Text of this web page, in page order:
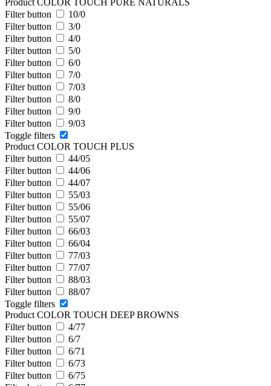
Product COLOR TOUCH PURE NATURALS
Filter button
10/0
Filter button
3/0
Filter button
4/0
Filter button
5/0
Filter button
6/0
Filter button
7/0
Filter button
7/03
Filter button
8/0
Filter button
9/0
Filter button
9/03
Toggle filters
Product COLOR TOUCH PLUS
Filter button
44/05
Filter button
44/06
Filter button
44/07
Filter button
55/03
Filter button
55/06
Filter button
55/07
Filter button
66/03
Filter button
66/04
Filter button
77/03
Filter button
77/07
Filter button
88/03
Filter button
88/07
Toggle filters
Product COLOR TOUCH DEEP BROWNS
Filter button
4/77
Filter button
6/7
Filter button
6/71
Filter button
6/73
Filter button
6/75